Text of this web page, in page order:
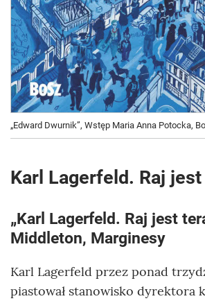
„Edward Dwurnik”, Wstęp Maria Anna Potocka,
Karl Lagerfeld. Raj
„Karl Lagerfeld. Raj jest
Middleton, Marginesy
Karl Lagerfeld przez ponad
piastował stanowisko dyrektora